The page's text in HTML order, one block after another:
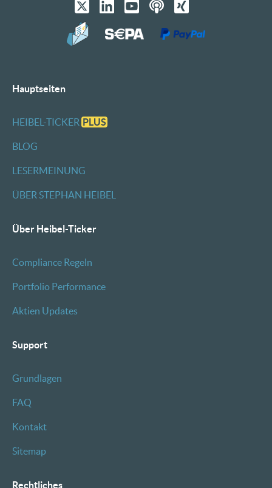
Hauptseiten
HEIBEL-TICKER PLUS
BLOG
LESERMEINUNG
ÜBER STEPHAN HEIBEL
Über Heibel-Ticker
Compliance Regeln
Portfolio Performance
Aktien Updates
Support
Grundlagen
FAQ
Kontakt
Sitemap
Rechtliches